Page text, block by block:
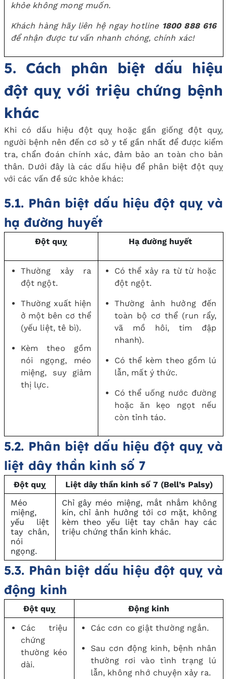
khỏe không mong muốn.
Khách hàng hãy liên hệ ngay hotline 1800 888 616
để nhận được tư vấn nhanh chóng, chính xác!
5. Cách phân biệt dấu hiệu
đột quỵ với triệu chứng bệnh
khác
Khi có dấu hiệu đột quỵ hoặc gần giống đột quỵ,
người bệnh nên đến cơ sở y tế gần nhất để được kiểm
tra, chẩn đoán chính xác, đảm bảo an toàn cho bản
thân. Dưới đây là các dấu hiệu để phân biệt đột quỵ
với các vấn đề sức khỏe khác:
5.1. Phân biệt dấu hiệu đột quỵ và
hạ đường huyết
Đột quỵ Hạ đường huyết
Thường xảy ra
đột ngột.
Thường xuất hiện
ở một bên cơ thể
(yếu liệt, tê bì).
Kèm theo gồm
nói ngọng, méo
miệng, suy giảm
thị lực.
Có thể xảy ra từ từ hoặc
đột ngột.
Thường ảnh hưởng đến
toàn bộ cơ thể (run rẩy,
vã mồ hôi, tim đập
nhanh).
Có thể kèm theo gồm lú
lẫn, mất ý thức.
Có thể uống nước đường
hoặc ăn kẹo ngọt nếu
còn tỉnh táo.
5.2. Phân biệt dấu hiệu đột quỵ và
liệt dây thần kinh số 7
Đột quỵ
Liệt dây thần kinh số 7 (Bell’s Palsy)
Méo
miệng,
yếu liệt
tay chân,
nói
ngọng.
Chỉ gây méo miệng, mắt nhắm không
kín, chỉ ảnh hưởng tới cơ mặt, không
kèm theo yếu liệt tay chân hay các
triệu chứng thần kinh khác.
5.3. Phân biệt dấu hiệu đột quỵ và
động kinh
Đột quỵ
Động kinh
Các triệu
chứng
thường kéo
dài.
Các cơn co giật thường ngắn.
Sau cơn động kinh, bệnh nhân
thường rơi vào tình trạng lú
lẫn, không nhớ chuyện xảy ra.